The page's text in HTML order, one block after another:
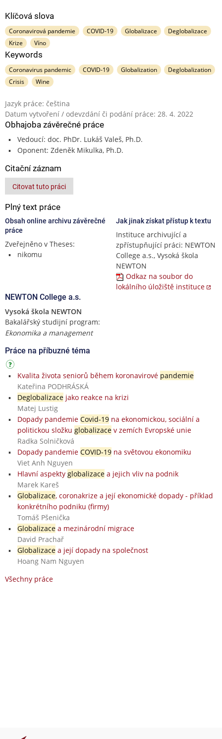
Klíčová slova
Coronavirová pandemie COVID-19 Globalizace
Deglobalizace
Krize
Víno
Keywords
Coronavirus pandemic COVID-19 Globalization
Deglobalization
Crisis
Wine
Jazyk práce: čeština
Datum vytvoření / odevzdání či podání práce: 28. 4. 2022
Obhajoba závěrečné práce
Vedoucí: doc. PhDr. Lukáš Valeš, Ph.D.
Oponent: Zdeněk Mikulka, Ph.D.
Citační záznam
Citovat tuto práci
Plný text práce
Obsah online archivu závěrečné
práce
Zveřejněno v Theses:
nikomu
Jak jinak získat přístup k textu
Instituce archivující a
zpřístupňující práci: NEWTON
College a.s., Vysoká škola
NEWTON
Odkaz na soubor do
lokálního úložiště instituce
NEWTON College a.s.
Vysoká škola NEWTON
Bakalářský studijní program:
Ekonomika a management
Práce na příbuzné téma
Kvalita života seniorů během koronavirové pandemie
Kateřina PODHRÁSKÁ
Deglobalizacejako reakce na krizi
Matej Lustig
Dopady pandemie Covid-19na ekonomickou, sociální a
politickou složku globalizacev zemích Evropské unie
Radka Solničková
Dopady pandemie COVID-19na světovou ekonomiku
Viet Anh Nguyen
Hlavní aspekty globalizacea jejich vliv na podnik
Marek Kareš
Globalizace, coronakrize a její ekonomické dopady - příklad
konkrétního podniku (firmy)
Tomáš Pšenička
Globalizacea mezinárodní migrace
David Prachař
Globalizacea její dopady na společnost
Hoang Nam Nguyen
Všechny práce